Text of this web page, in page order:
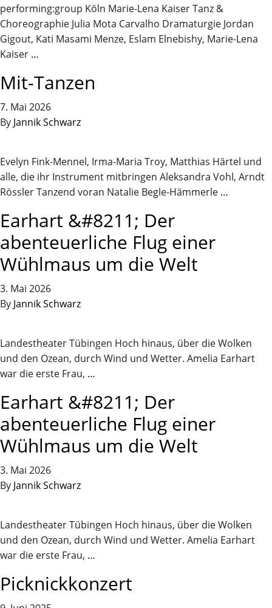
performing:group Köln Marie-Lena Kaiser Tanz &
Choreographie Julia Mota Carvalho Dramaturgie Jordan
Gigout, Kati Masami Menze, Eslam Elnebishy, Marie-Lena
Kaiser …
Mit-Tanzen
7. Mai 2026
By Jannik Schwarz
Evelyn Fink-Mennel, Irma-Maria Troy, Matthias Härtel und
alle, die ihr Instrument mitbringen Aleksandra Vohl, Arndt
Rössler Tanzend voran Natalie Begle-Hämmerle …
Earhart &#8211; Der
abenteuerliche Flug einer
Wühlmaus um die Welt
3. Mai 2026
By Jannik Schwarz
Landestheater Tübingen Hoch hinaus, über die Wolken
und den Ozean, durch Wind und Wetter. Amelia Earhart
war die erste Frau, …
Earhart &#8211; Der
abenteuerliche Flug einer
Wühlmaus um die Welt
3. Mai 2026
By Jannik Schwarz
Landestheater Tübingen Hoch hinaus, über die Wolken
und den Ozean, durch Wind und Wetter. Amelia Earhart
war die erste Frau, …
Picknickkonzert